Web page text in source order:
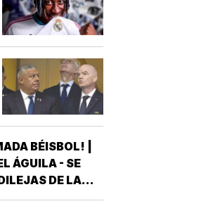
BÉISBOL! |
ÁGUILA - SE
DE LA
EL ÁGUILA DE